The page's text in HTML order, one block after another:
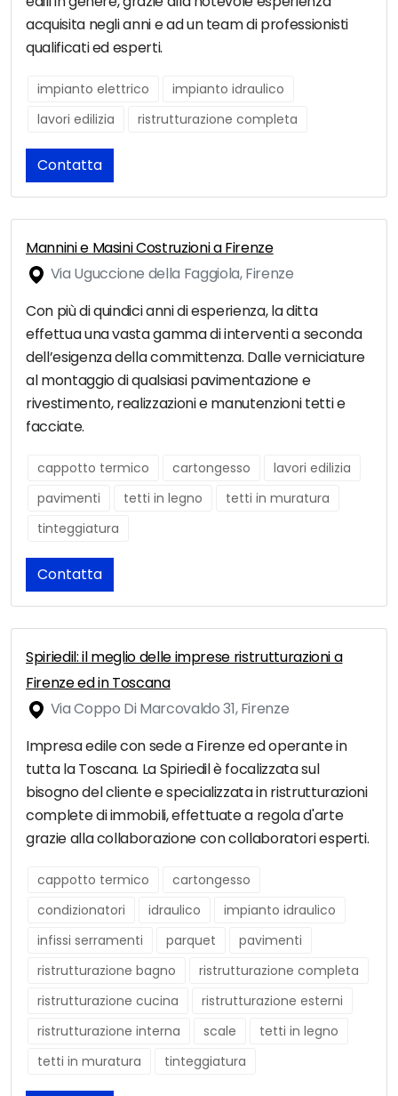
acquisita negli anni e ad un team di professionisti
qualificati ed esperti.
impianto elettrico
impianto idraulico
lavori edilizia
ristrutturazione completa
Contatta
Mannini e Masini Costruzioni a Firenze
Via Uguccione della Faggiola, Firenze
Con più di quindici anni di esperienza, la ditta
effettua una vasta gamma di interventi a seconda
dell’esigenza della committenza. Dalle verniciature
al montaggio di qualsiasi pavimentazione e
rivestimento, realizzazioni e manutenzioni tetti e
facciate.
cappotto termico cartongesso
lavori edilizia
pavimenti
tetti in legno
tetti in muratura
tinteggiatura
Contatta
Spiriedil: il meglio delle imprese ristrutturazioni a
Firenze ed in Toscana
Via Coppo Di Marcovaldo 31, Firenze
Impresa edile con sede a Firenze ed operante in
tutta la Toscana. La Spiriedil è focalizzata sul
bisogno del cliente e specializzata in ristrutturazioni
complete di immobili, effettuate a regola d'arte
grazie alla collaborazione con collaboratori esperti.
cappotto termico
cartongesso
condizionatori
idraulico
impianto idraulico
infissi serramenti
parquet
pavimenti
ristrutturazione bagno
ristrutturazione completa
ristrutturazione cucina
ristrutturazione esterni
ristrutturazione interna
scale
tetti in legno
tetti in muratura
tinteggiatura